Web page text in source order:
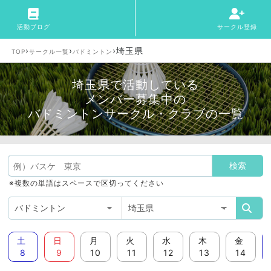
活動ブログ サークル登録
TOP›サークル一覧 › バドミントン ›埼玉県
埼玉県で活動している
メンバー募集中の
バドミントンサークル・クラブの一覧
※複数の単語はスペースで区切ってください
土
8
日
9
月
10
火
11
水
12
木
13
金
14